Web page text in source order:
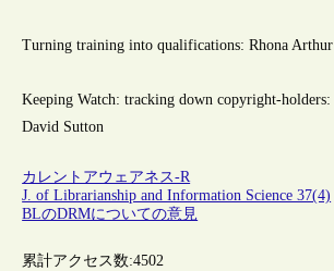
Turning training into qualifications: Rhona Arthur
Keeping Watch: tracking down copyright-holders:
David Sutton
カレントアウェアネス-R
J. of Librarianship and Information Science 37(4)
BLのDRMについての意見
累計アクセス数:4502